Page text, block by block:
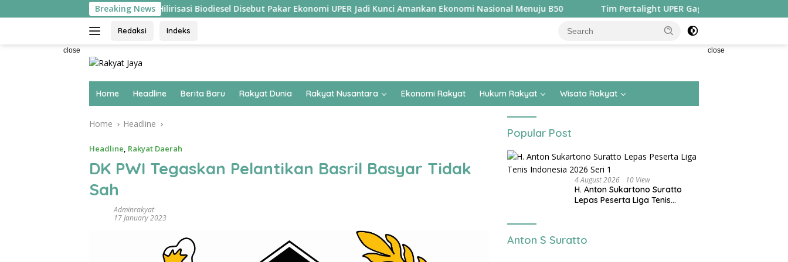
to
Breaking News
Hilirisasi Biodiesel Disebut Pakar Ekonomi UPER Jadi Kunci Amankan Ekonomi Nasional Menuju B50 Tim Pertalight UPER Gagas Solusi Hak Pejalan Kaki di
Redaksi Indeks
close close
Home Headline Berita Baru Rakyat Dunia Rakyat Nusantara Ekonomi Rakyat Hukum Rakyat Wisata Rakyat
Home Headline
Headline, Rakyat Daerah
DK PWI Tegaskan Pelantikan Basril Basyar Tidak
Sah
Adminrakyat
17 January 2023
Popular Post
4 August 2026 10 View
H. Anton Sukartono Suratto
Lepas Peserta Liga Tenis
Anton S Suratto